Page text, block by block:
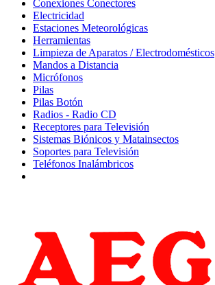
Conexiones Conectores
Electricidad
Estaciones Meteorológicas
Herramientas
Limpieza de Aparatos / Electrodomésticos
Mandos a Distancia
Micrófonos
Pilas
Pilas Botón
Radios - Radio CD
Receptores para Televisión
Sistemas Biónicos y Matainsectos
Soportes para Televisión
Teléfonos Inalámbricos